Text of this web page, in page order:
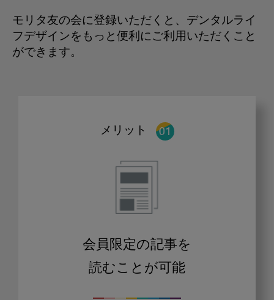
モリタ友の会に登録いただくと、デンタルライ
フデザインをもっと便利にご利用いただくこと
ができます。
メリット
会員限定の記事を
読むことが可能